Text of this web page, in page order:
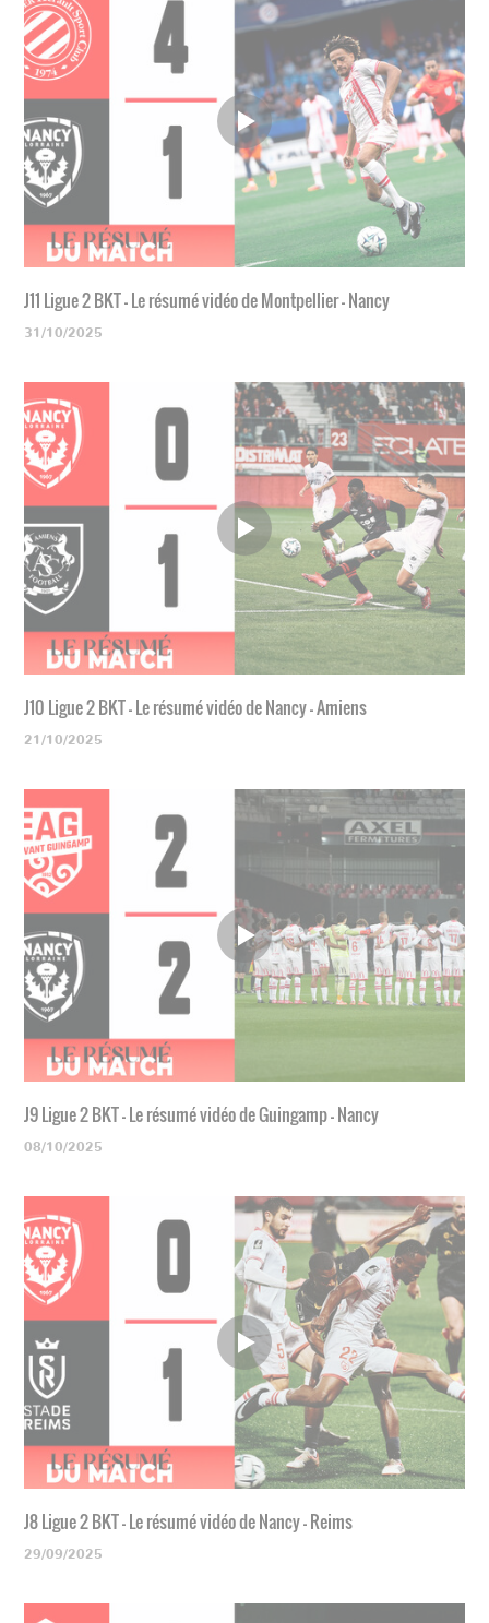
J11 Ligue 2 BKT - Le résumé vidéo de Montpellier - Nancy
31/10/2025
J10 Ligue 2 BKT - Le résumé vidéo de Nancy - Amiens
21/10/2025
J9 Ligue 2 BKT - Le résumé vidéo de Guingamp - Nancy
08/10/2025
J8 Ligue 2 BKT - Le résumé vidéo de Nancy - Reims
29/09/2025